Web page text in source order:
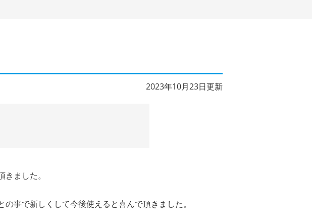
2023年10月23日更新
ました。
事で新しくして今後使えると喜んで頂きました。